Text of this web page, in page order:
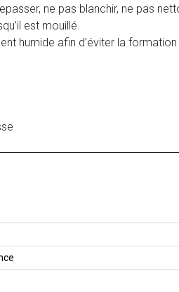
ne pas blanchir, ne pas
est mouillé.
humide afin d’éviter la